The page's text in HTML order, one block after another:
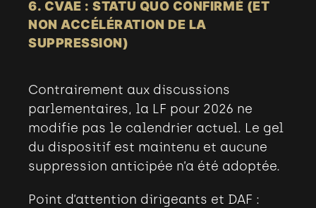
6. CVAE : STATU QUO CONFIRMÉ (ET
NON ACCÉLÉRATION DE LA
SUPPRESSION)
Contrairement aux discussions
parlementaires, la LF pour 2026 ne
modifie pas le calendrier actuel. Le gel
du dispositif est maintenu et aucune
suppression anticipée n’a été adoptée.
Point d’attention dirigeants et DAF :